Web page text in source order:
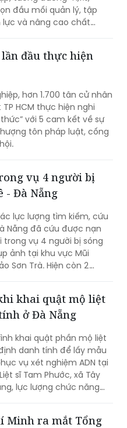
đầu mối quản lý, tập
lực và nâng cao chất
lần đầu thực hiện
hơn 1.700 tân cử nhân
HCM thực hiện nghi
với 5 cam kết về sự
tôn pháp luật, cống
vụ 4 người bị
- Đà Nẵng
lực lượng tìm kiếm, cứu
Nẵng đã cứu được nạn
trong vụ 4 người bị sóng
ảnh tại khu vực Mũi
Sơn Trà. Hiện còn 2
khai quật mộ liệt
ở Đà Nẵng
khai quật phần mộ liệt
danh tính để lấy mẫu
vụ xét nghiệm ADN tại
sĩ Tam Phước, xã Tây
lực lượng chức năng
Minh ra mắt Tổng